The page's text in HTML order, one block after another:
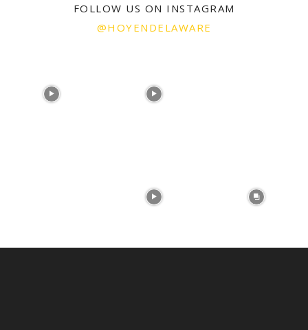
FOLLOW US ON INSTAGRAM
@HOYENDELAWARE